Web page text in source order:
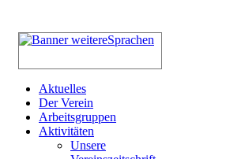
Aktuelles
Der Verein
Arbeitsgruppen
Aktivitäten
Unsere